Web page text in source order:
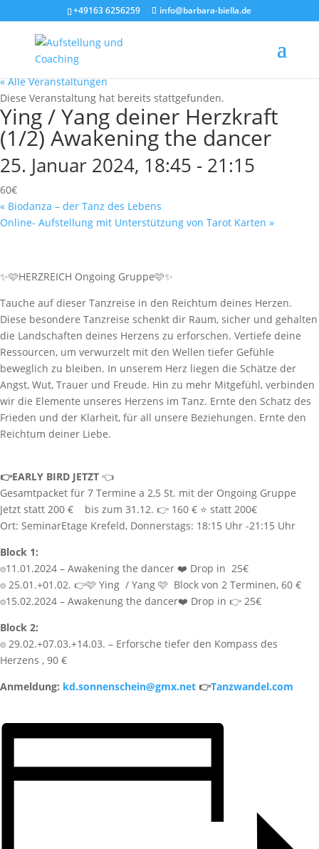
+49163 6256259 info@barbara-biella.de
« Alle Veranstaltungen
Diese Veranstaltung hat bereits stattgefunden.
Ying / Yang deiner Herzkraft
(1/2) Awakening the dancer
25. Januar 2024, 18:45 - 21:15
60€
« Biodanza – der Tanz des Lebens
Online- Aufstellung mit Unterstützung von Tarot Karten »
✨🩷HERZREICH Ongoing Gruppe🩷✨
Tauche auf dieser Tanzreise in den Reichtum deines Herzen.
Diese besondere Tanzreise schenkt dir Raum, sicher und gehalten
die Landschaften deines Herzens zu erforschen. Vertiefe deine
Ressourcen, um verwurzelt mit den Wellen tiefer Gefühle
beweglich zu bleiben. In unserem Herz liegen die Schätze der
Angst, Wut, Trauer und Freude. Hin zu mehr Mitgefühl, verbinden
wir die Elemente unseres Herzens im Tanz. Ernte den Schatz des
Frieden und der Klarheit, für all unsere Beziehungen. Ernte den
Reichtum deiner Liebe.
👉EARLY BIRD JETZT 👈
Gesamtpacket für 7 Termine a 2,5 St. mit der Ongoing Gruppe
Jetzt statt 200 € bis zum 31.12. 👉 160 € ⭐️ statt 200€
Ort: SeminarEtage Krefeld, Donnerstags: 18:15 Uhr -21:15 Uhr
Block 1:
⌾11.01.2024 – Awakening the dancer ❤️ Drop in 25€
⌾ 25.01.+01.02. 👉🩷 Ying / Yang 🩷 Block von 2 Terminen, 60 €
⌾15.02.2024 – Awakenung the dancer❤️ Drop in 👉 25€
​Block 2:
⌾ 29.02.+07.03.+14.03. – Erforsche tiefer den Kompass des
Herzens , 90 €
Anmeldung: kd.sonnenschein@gmx.net 👉Tanzwandel.com